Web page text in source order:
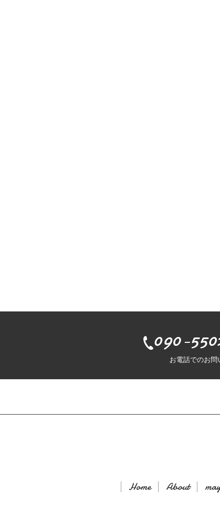
090-
お電話でのお問
Home About